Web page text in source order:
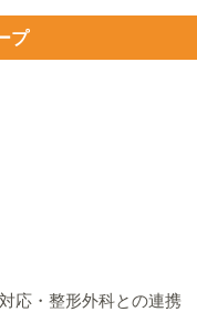
プ
応・整形外科との連携